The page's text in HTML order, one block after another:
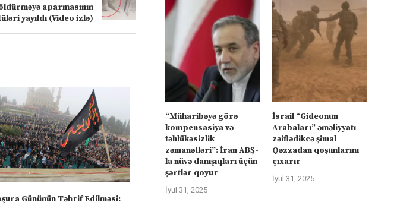
öldürməyə aparmasının
yayıldı (Video izlə)
Gününün Təhrif Edilməsi:
“Müharibəyə görə
kompensasiya və
təhlükəsizlik
zəmanətləri”: İran ABŞ-
la nüvə danışıqları üçün
şərtlər qoyur
İyul 31, 2025
İsrail “Gideonun
Arabaları” əməliyyatı
zəiflədikcə şimal
Qəzzadan qoşunlarını
çıxarır
İyul 31, 2025